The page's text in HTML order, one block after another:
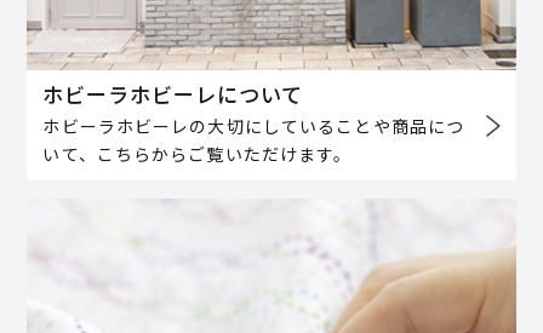
ホビーラホビーレについて
ホビーラホビーレの大切にしていることや商品につ
いて、こちらからご覧いただけます。